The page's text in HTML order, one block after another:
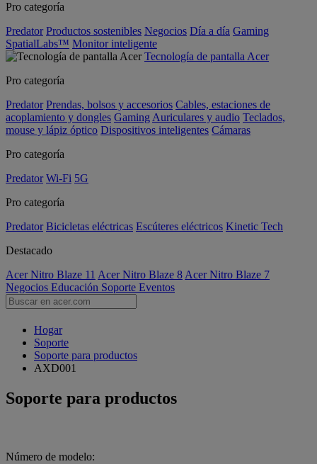
Pro categoría
Predator Productos sostenibles Negocios Día a día Gaming
SpatialLabs™ Monitor inteligente
Tecnología de pantalla Acer
Pro categoría
Predator Prendas, bolsos y accesorios Cables, estaciones de
acoplamiento y dongles Gaming Auriculares y audio Teclados,
mouse y lápiz óptico Dispositivos inteligentes Cámaras
Pro categoría
Predator Wi-Fi 5G
Pro categoría
Predator Bicicletas eléctricas Escúteres eléctricos Kinetic Tech
Destacado
Acer Nitro Blaze 11 Acer Nitro Blaze 8 Acer Nitro Blaze 7
Negocios Educación Soporte Eventos
Hogar
Soporte
Soporte para productos
AXD001
Soporte para productos
Número de modelo: